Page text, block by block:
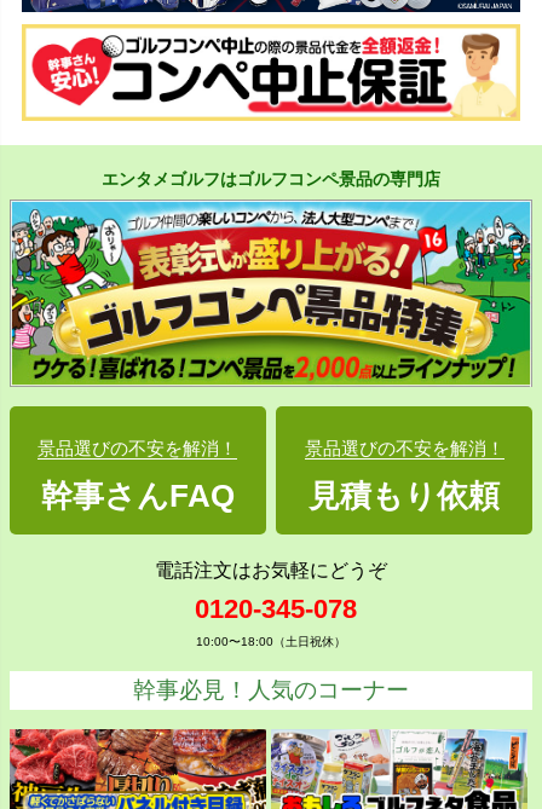
エンタメゴルフはゴルフコンペ景品の専門店
景品選びの不安を解消！
幹事さんFAQ
景品選びの不安を解消！
見積もり依頼
電話注文はお気軽にどうぞ
0120-345-078
10:00〜18:00（土日祝休）
幹事必見！人気のコーナー